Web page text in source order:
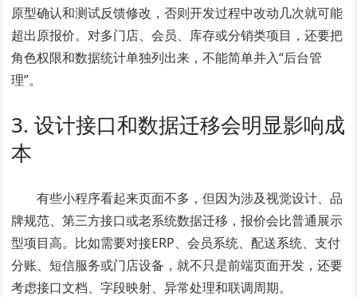
原型确认和测试反馈修改，否则开发过程中改动几次就可能
超出原报价。对多门店、会员、库存或分销类项目，还要把
角色权限和数据统计单独列出来，不能简单并入“后台管
理”。
3. 设计接口和数据迁移会明显影响成
本
有些小程序看起来页面不多，但因为涉及视觉设计、品
牌规范、第三方接口或老系统数据迁移，报价会比普通展示
型项目高。比如需要对接ERP、会员系统、配送系统、支付
分账、短信服务或门店设备，就不只是前端页面开发，还要
考虑接口文档、字段映射、异常处理和联调周期。